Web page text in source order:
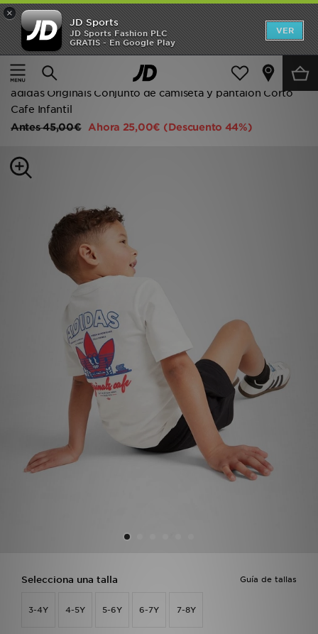
×
JD Sports
JD Sports Fashion PLC
GRATIS - En Google Play
VER
Página principal
Niños
Ropa infantil (3-7 años)
adidas Originals Conjunto de camiseta y pantalón Corto
Cafe Infantil
Antes45,00€ Ahora 25,00€ (Descuento 44%)
Guía de tallas
Selecciona una talla
3-4Y 4-5Y 5-6Y 6-7Y 7-8Y
Hombre
Mujer
Niños
Accesorios
Deportes & Fitness
JD Fútbol
TARJETA REGALO